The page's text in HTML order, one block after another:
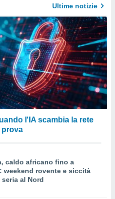
Ultime notizie
l'IA scambia la rete
prova
caldo africano fino a
weekend rovente e siccità
al Nord